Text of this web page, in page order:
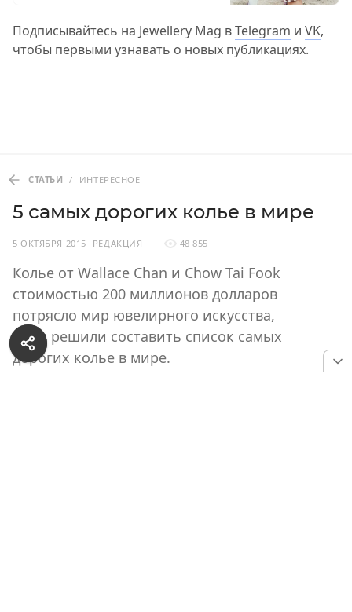
Подписывайтесь на Jewellery Mag вTelegram и VK,
чтобы первыми узнавать о новых публикациях.
СТАТЬИ / ИНТЕРЕСНОЕ
5 самых дорогих колье в мире
5 ОКТЯБРЯ 2015 РЕДАКЦИЯ 48 855
Колье от Wallace Chan и Chow Tai Fook
стоимостью 200 миллионов долларов
потрясло мир ювелирного искусства,
и мы решили составить список самых
дорогих колье в мире.